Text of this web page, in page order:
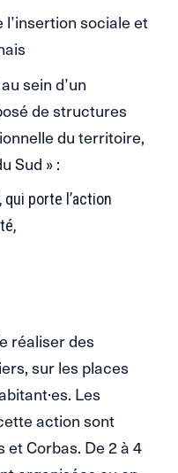
sociale et
sein d’un
de structures
du territoire,
Sud » :
porte l’action
réaliser des
sur les places
Les
action sont
et Corbas. De 2 à 4